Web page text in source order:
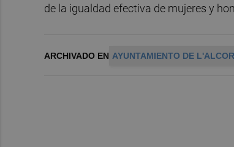
de la igualdad efectiva de mujeres y
ARCHIVADO EN AYUNTAMIENTO DE